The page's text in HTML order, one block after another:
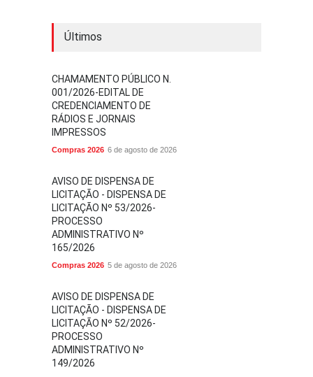
Últimos
CHAMAMENTO PÚBLICO N.
001/2026-EDITAL DE
CREDENCIAMENTO DE
RÁDIOS E JORNAIS
IMPRESSOS
Compras 2026 6 de agosto de 2026
AVISO DE DISPENSA DE
LICITAÇÃO - DISPENSA DE
LICITAÇÃO Nº 53/2026-
PROCESSO
ADMINISTRATIVO Nº
165/2026
Compras 2026 5 de agosto de 2026
AVISO DE DISPENSA DE
LICITAÇÃO - DISPENSA DE
LICITAÇÃO Nº 52/2026-
PROCESSO
ADMINISTRATIVO Nº
149/2026